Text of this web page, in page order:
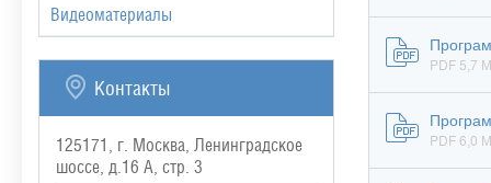
Видеоматериалы
Контакты
125171, г. Москва, Ленинградское
шоссе, д.16 А, стр. 3
PDF 5,7
PDF 6,0